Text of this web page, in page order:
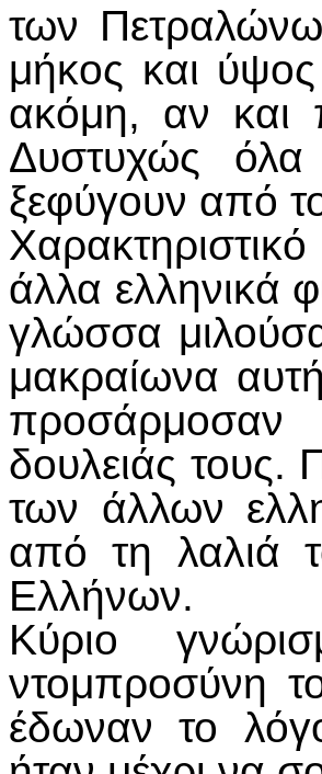
των
μήκος και ύψος
ακόμη, αν και
Δυστυχώς
ξεφύγουν από
άλλα ελληνικά
γλώσσα
μακραίωνα
προσάρμοσαν
δουλειάς τους.
των άλλων
από τη λαλιά
Ελλήνων.
Κύριο
ντομπροσύνη
έδωναν το